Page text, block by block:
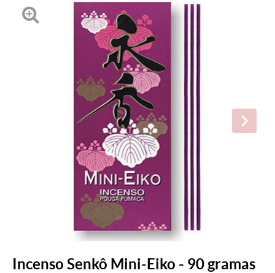
Incenso Senkô Mini-Eiko - 90 gramas